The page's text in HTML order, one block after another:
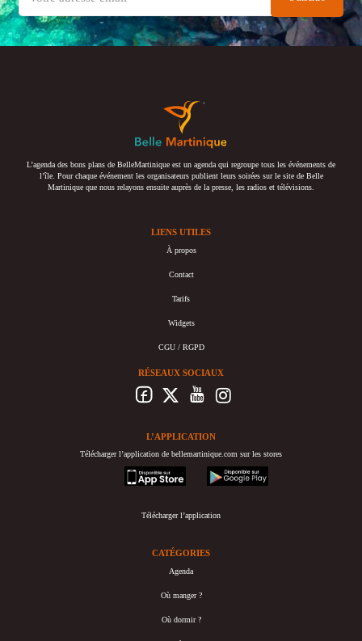
L’agenda des bons plans de BelleMartinique est un agenda qui regroupe tous les événements de
l’île. Pour chaque événement les organisateurs publient leurs soirées sur le site de Belle
Martinique que nous relayons ensuite auprès de la presse, les radios et télévisions.
LIENS UTILES
À propos
Contact
Tarifs
Widgets
CGU / RGPD
RÉSEAUX SOCIAUX
L’APPLICATION
Télécharger l’application de bellemartinique.com sur les stores
appstore
googleplay
Télécharger l’application
CATÉGORIES
Agenda
Où manger ?
Où dormir ?